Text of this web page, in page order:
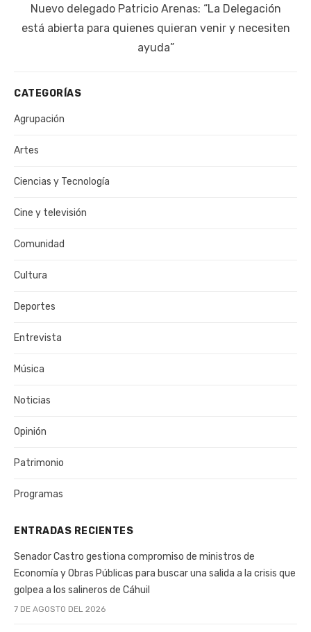
Siguiente
publicación:
Nuevo delegado Patricio Arenas: “La Delegación
está abierta para quienes quieran venir y necesiten
ayuda”
CATEGORÍAS
Agrupación
Artes
Ciencias y Tecnología
Cine y televisión
Comunidad
Cultura
Deportes
Entrevista
Música
Noticias
Opinión
Patrimonio
Programas
ENTRADAS RECIENTES
Senador Castro gestiona compromiso de ministros de
Economía y Obras Públicas para buscar una salida a la crisis que
golpea a los salineros de Cáhuil
7 DE AGOSTO DEL 2026